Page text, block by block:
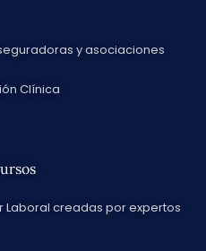
y asociaciones
Clínica
Laboral creadas por expertos